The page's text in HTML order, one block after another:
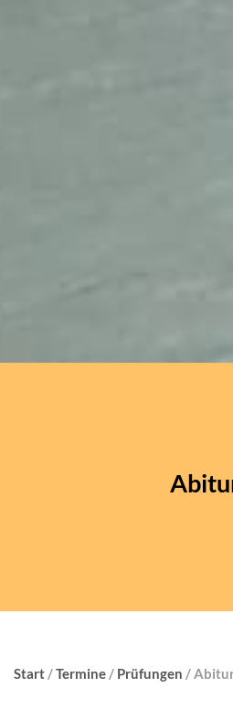
Start /Termine / Prüfungen /